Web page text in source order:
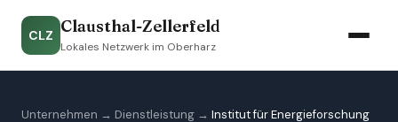
CLZ Clausthal-Zellerfeld
Lokales Netzwerk im Oberharz
Unternehmen → Dienstleistung → Institut für Energieforschung